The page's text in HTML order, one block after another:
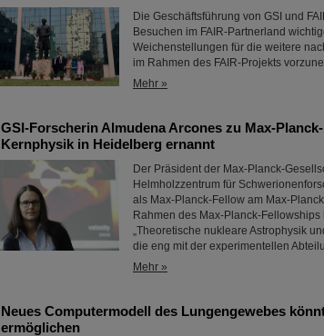
Die Geschäftsführung von GSI und
Besuchen im FAIR-Partnerland
Weichenstellungen für die weitere
im Rahmen des FAIR-Projekts
Mehr »
GSI-Forscherin Almudena Arcones zu Max-
Kernphysik in Heidelberg ernannt
Der Präsident der Max-Planck-
Helmholzzentrum für
als Max-Planck-Fellow am Max-
Rahmen des Max-Planck-
„Theoretische nukleare Astrophysik
die eng mit der experimentellen
Mehr »
Neues Computermodell des Lungengewebes
ermöglichen